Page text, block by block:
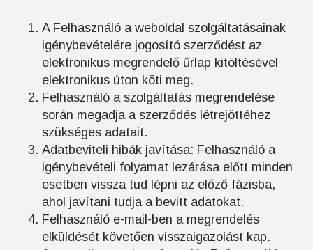
A Felhasználó a weboldal szolgáltatásainak
igénybevételére jogosító szerződést az
elektronikus megrendelő űrlap kitöltésével
elektronikus úton köti meg.
Felhasználó a szolgáltatás megrendelése
során megadja a szerződés létrejöttéhez
szükséges adatait.
Adatbeviteli hibák javítása: Felhasználó a
igénybevételi folyamat lezárása előtt minden
esetben vissza tud lépni az előző fázisba,
ahol javítani tudja a bevitt adatokat.
Felhasználó e-mail-ben a megrendelés
elküldését követően visszaigazolást kap.